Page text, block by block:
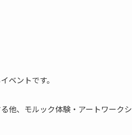
ベントです。
他、モルック体験・アートワークシ